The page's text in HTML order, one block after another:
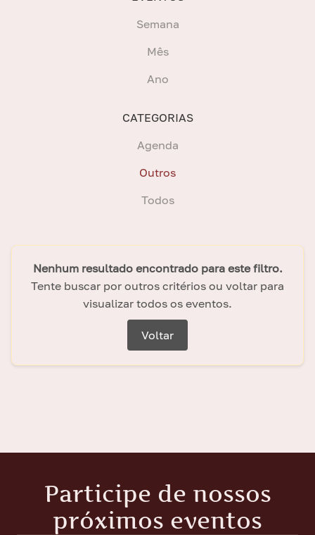
Semana
Mês
Ano
CATEGORIAS
Agenda
Outros
Todos
Nenhum resultado encontrado para este filtro.
Tente buscar por outros critérios ou voltar para
visualizar todos os eventos.
Voltar
Participe de nossos
próximos eventos